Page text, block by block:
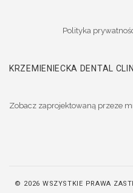
Polityka
KRZEMIENIECKA DENTAL
Zobacz zaprojektowaną przeze
© 2026 WSZYSTKIE PRAWA